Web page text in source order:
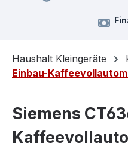
Haushalt Kleingeräte
Einbau-
Siemens